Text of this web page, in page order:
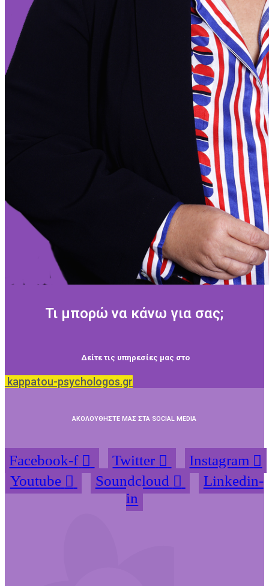
Τι μπορώ να κάνω για σας;
Δείτε τις υπηρεσίες μας στο
kappatou-psychologos.gr
ΑΚΟΛΟΥΘΗΣΤΕ ΜΑΣ ΣΤΑ SOCIAL MEDIA
Facebook-f Twitter
Instagram
Youtube
Soundcloud
Linkedin-
in